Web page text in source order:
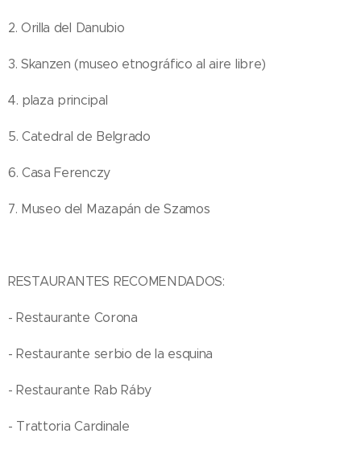
2. Orilla del Danubio
3. Skanzen (museo etnográfico al aire libre)
4. plaza principal
5. Catedral de Belgrado
6. Casa Ferenczy
7. Museo del Mazapán de Szamos
RESTAURANTES RECOMENDADOS:
- Restaurante Corona
- Restaurante serbio de la esquina
- Restaurante Rab Ráby
- Trattoria Cardinale